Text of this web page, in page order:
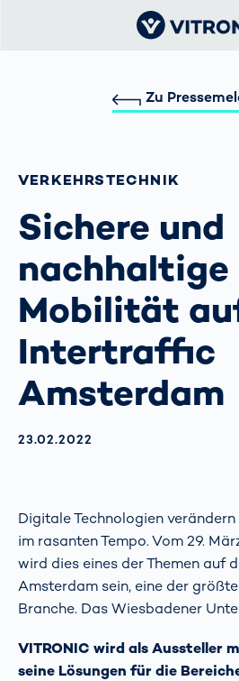
Zu
VERKEHRS­TECHNIK
Sichere und
nachhaltige
Mobilität
Intertraffic
Amsterdam
AKTUALISIERT AM:
23.02.2022
Digitale Technologien
im rasanten Tempo. Vom 29.
wird dies eines der Themen auf
Amsterdam sein, eine der
Branche. Das Wiesbadener
VITRONIC wird als Aussteller
seine Lösungen für die